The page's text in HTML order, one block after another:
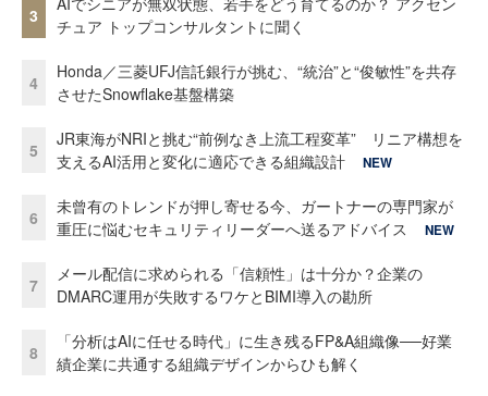
3
チュア トップコンサルタントに聞く
4
Honda／三菱UFJ信託銀行が挑む、“統治”と“俊敏性”を共存
させたSnowflake基盤構築
5
JR東海がNRIと挑む“前例なき上流工程変革” リニア構想を
支えるAI活用と変化に適応できる組織設計
NEW
6
未曾有のトレンドが押し寄せる今、ガートナーの専門家が
重圧に悩むセキュリティリーダーへ送るアドバイス
NEW
7
メール配信に求められる「信頼性」は十分か？企業の
DMARC運用が失敗するワケとBIMI導入の勘所
8
「分析はAIに任せる時代」に生き残るFP&A組織像──好業
績企業に共通する組織デザインからひも解く